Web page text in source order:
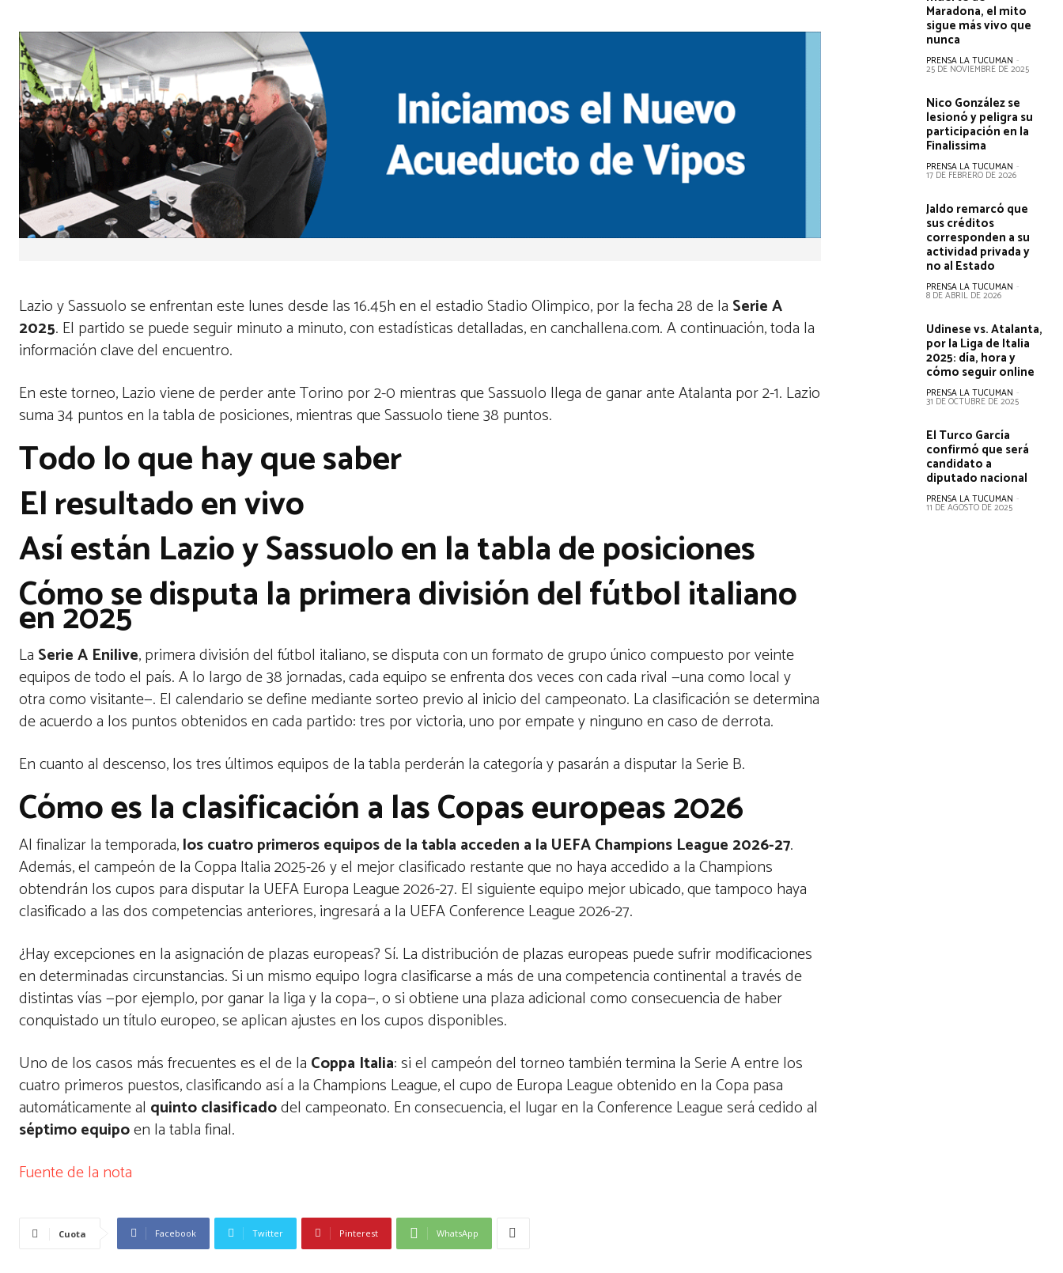
Lazio y Sassuolo se enfrentan este lunes desde las 16.45h en el estadio Stadio Olimpico, por la fecha 28 de la Serie A
2025. El partido se puede seguir minuto a minuto, con estadísticas detalladas, en canchallena.com. A continuación, toda la
información clave del encuentro.
En este torneo, Lazio viene de perder ante Torino por 2-0 mientras que Sassuolo llega de ganar ante Atalanta por 2-1. Lazio
suma 34 puntos en la tabla de posiciones, mientras que Sassuolo tiene 38 puntos.
Todo lo que hay que saber
El resultado en vivo
Así están Lazio y Sassuolo en la tabla de posiciones
Cómo se disputa la primera división del fútbol italiano
en 2025
La Serie A Enilive, primera división del fútbol italiano, se disputa con un formato de grupo único compuesto por veinte
equipos de todo el país. A lo largo de 38 jornadas, cada equipo se enfrenta dos veces con cada rival —una como local y
otra como visitante—. El calendario se define mediante sorteo previo al inicio del campeonato. La clasificación se determina
de acuerdo a los puntos obtenidos en cada partido: tres por victoria, uno por empate y ninguno en caso de derrota.
En cuanto al descenso, los tres últimos equipos de la tabla perderán la categoría y pasarán a disputar la Serie B.
Cómo es la clasificación a las Copas europeas 2026
Al finalizar la temporada,los cuatro primeros equipos de la tabla acceden a la UEFA Champions League 2026-27.
Además, el campeón de la Coppa Italia 2025-26 y el mejor clasificado restante que no haya accedido a la Champions
obtendrán los cupos para disputar la UEFA Europa League 2026-27. El siguiente equipo mejor ubicado, que tampoco haya
clasificado a las dos competencias anteriores, ingresará a la UEFA Conference League 2026-27.
¿Hay excepciones en la asignación de plazas europeas? Sí. La distribución de plazas europeas puede sufrir modificaciones
en determinadas circunstancias. Si un mismo equipo logra clasificarse a más de una competencia continental a través de
distintas vías —por ejemplo, por ganar la liga y la copa—, o si obtiene una plaza adicional como consecuencia de haber
conquistado un título europeo, se aplican ajustes en los cupos disponibles.
Uno de los casos más frecuentes es el de la Coppa Italia: si el campeón del torneo también termina la Serie A entre los
cuatro primeros puestos, clasificando así a la Champions League, el cupo de Europa League obtenido en la Copa pasa
automáticamente al quinto clasificadodel campeonato. En consecuencia, el lugar en la Conference League será cedido al
séptimo equipoen la tabla final.
Fuente de la nota
Cuota Facebook Twitter Pinterest WhatsApp
Maradona, el mito
sigue más vivo que
nunca
PRENSA LA TUCUMAN -
25 DE NOVIEMBRE DE 2025
Nico González se
lesionó y peligra su
participación en la
Finalissima
PRENSA LA TUCUMAN -
17 DE FEBRERO DE 2026
Jaldo remarcó que
sus créditos
corresponden a su
actividad privada y
no al Estado
PRENSA LA TUCUMAN -
8 DE ABRIL DE 2026
Udinese vs. Atalanta,
por la Liga de Italia
2025: día, hora y
cómo seguir online
PRENSA LA TUCUMAN -
31 DE OCTUBRE DE 2025
El Turco García
confirmó que será
candidato a
diputado nacional
PRENSA LA TUCUMAN -
11 DE AGOSTO DE 2025